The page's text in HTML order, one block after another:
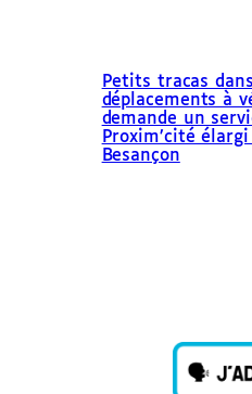
Petits tracas
déplacements à
demande un
Proxim’cité
Besançon